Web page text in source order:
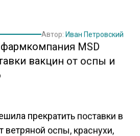
Автор: Иван Петровский
MSD
вакцин от оспы и
прекратить поставки в
ветряной оспы, краснухи,